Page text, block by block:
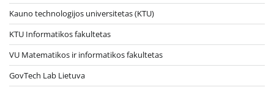
Kauno technologijos universitetas (KTU)
KTU Informatikos fakultetas
VU Matematikos ir informatikos fakultetas
GovTech Lab Lietuva